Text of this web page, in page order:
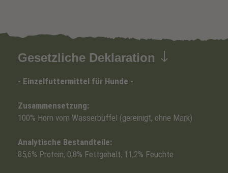
Gesetzliche Deklaration
- Einzelfuttermittel für Hunde -
Zusammensetzung:
100% Horn vom Wasserbüffel (gereinigt, ohne Mark)
Analytische Bestandteile:
85,6% Protein, 0,8% Fettgehalt, 11,2% Feuchte